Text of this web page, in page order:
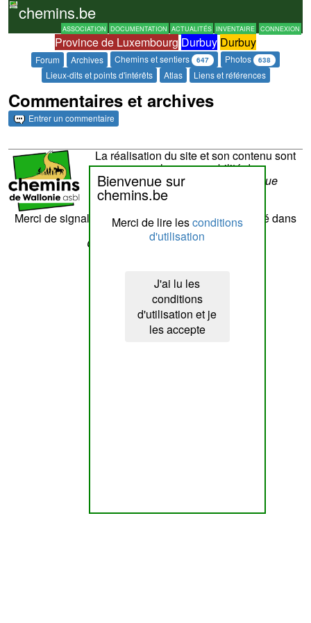
chemins.be
ASSOCIATION DOCUMENTATION ACTUALITÉS INVENTAIRE CONNEXION
Province de Luxembourg Durbuy Durbuy
Forum Archives Chemins et sentiers 647 Photos 638
Lieux-dits et points d'intérêts Atlas Liens et références
Bienvenue sur
chemins.be
Merci de lire lesconditions
d'utilisation
J'ai lu les
conditions
d'utilisation et je
les accepte
Commentaires et archives
Entrer un commentaire
La réalisation du site et son contenu sont
sous la responsabilité de
Chemins de Wallonie asbl - Rue
Laschet,8 - 4852 Hombourg
Nous contacter
Merci de signaler tout contenu erroné. Il sera corrigé dans
les plus brefs délais.
Cette page a été vue??